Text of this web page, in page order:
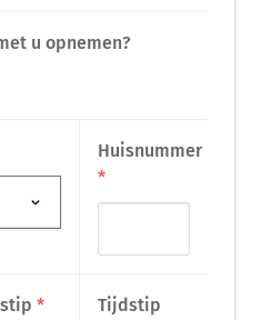
u opnemen?
Huisnummer
*
*
Tijdstip